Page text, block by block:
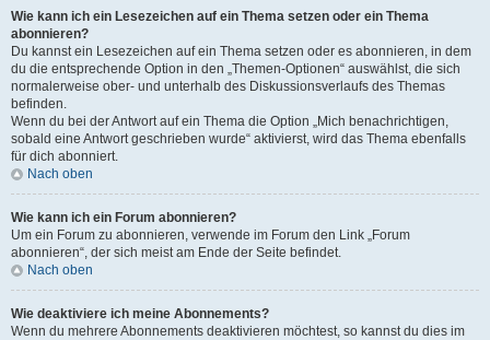
Wie kann ich ein Lesezeichen auf ein Thema setzen oder ein Thema
abonnieren?
Du kannst ein Lesezeichen auf ein Thema setzen oder es abonnieren, in dem
du die entsprechende Option in den „Themen-Optionen“ auswählst, die sich
normalerweise ober- und unterhalb des Diskussionsverlaufs des Themas
befinden.
Wenn du bei der Antwort auf ein Thema die Option „Mich benachrichtigen,
sobald eine Antwort geschrieben wurde“ aktivierst, wird das Thema ebenfalls
für dich abonniert.
Nach oben
Wie kann ich ein Forum abonnieren?
Um ein Forum zu abonnieren, verwende im Forum den Link „Forum
abonnieren“, der sich meist am Ende der Seite befindet.
Nach oben
Wie deaktiviere ich meine Abonnements?
Wenn du mehrere Abonnements deaktivieren möchtest, so kannst du dies im